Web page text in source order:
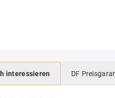
interessieren DF